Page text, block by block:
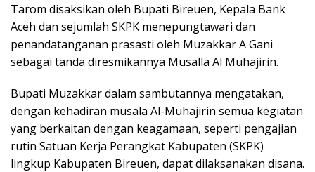
Tarom disaksikan oleh Bupati Bireuen, Kepala Bank
Aceh dan sejumlah SKPK menepungtawari dan
penandatanganan prasasti oleh Muzakkar A Gani
sebagai tanda diresmikannya Musalla Al Muhajirin.
Bupati Muzakkar dalam sambutannya mengatakan,
dengan kehadiran musala Al-Muhajirin semua kegiatan
yang berkaitan dengan keagamaan, seperti pengajian
rutin Satuan Kerja Perangkat Kabupaten (SKPK)
lingkup Kabupaten Bireuen, dapat dilaksanakan disana.